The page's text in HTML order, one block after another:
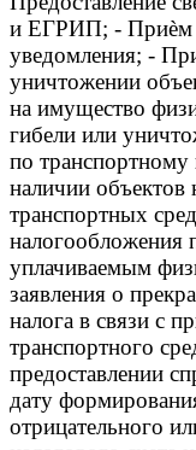
и ЕГРИП; - Приѐм
уведомления; -
уничтожении
на имущество
гибели или
по
наличии
транспортных
налогообложения
уплачиваемым
заявления о
налога в связи с
транспортного
предоставлении
дату
отрицательного